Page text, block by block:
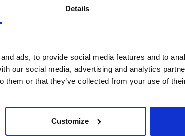
Details
ads, to provide social media features and to
our social media, advertising and analytics
them or that they’ve collected from your use of
Customize
metalúrgica
de metales no ferrosos a partir de
innovadoras, se recuperan
con un alto nivel de pureza.